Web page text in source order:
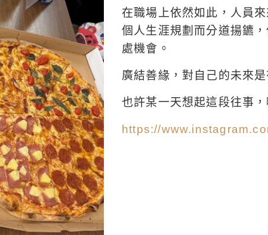
在職場上依然如此，人員
個人生涯規劃而分道揚鑣
處機會。
廣結善緣，對自己的未來是
也許某一天想起這段往事
https://